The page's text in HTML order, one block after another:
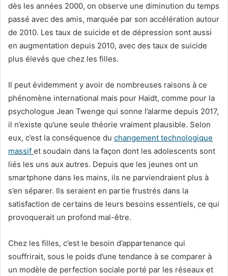
dès les années 2000, on observe une diminution du temps
passé avec des amis, marquée par son accélération autour
de 2010. Les taux de suicide et de dépression sont aussi
en augmentation depuis 2010, avec des taux de suicide
plus élevés que chez les filles.
Il peut évidemment y avoir de nombreuses raisons à ce
phénomène international mais pour Haidt, comme pour la
psychologue Jean Twenge qui sonne l’alarme depuis 2017,
il n’existe qu’une seule théorie vraiment plausible. Selon
eux, c’est la conséquence du changement technologique
massif et soudain dans la façon dont les adolescents sont
liés les uns aux autres. Depuis que les jeunes ont un
smartphone dans les mains, ils ne parviendraient plus à
s’en séparer. Ils seraient en partie frustrés dans la
satisfaction de certains de leurs besoins essentiels, ce qui
provoquerait un profond mal-être.
Chez les filles, c’est le besoin d’appartenance qui
souffrirait, sous le poids d’une tendance à se comparer à
un modèle de perfection sociale porté par les réseaux et